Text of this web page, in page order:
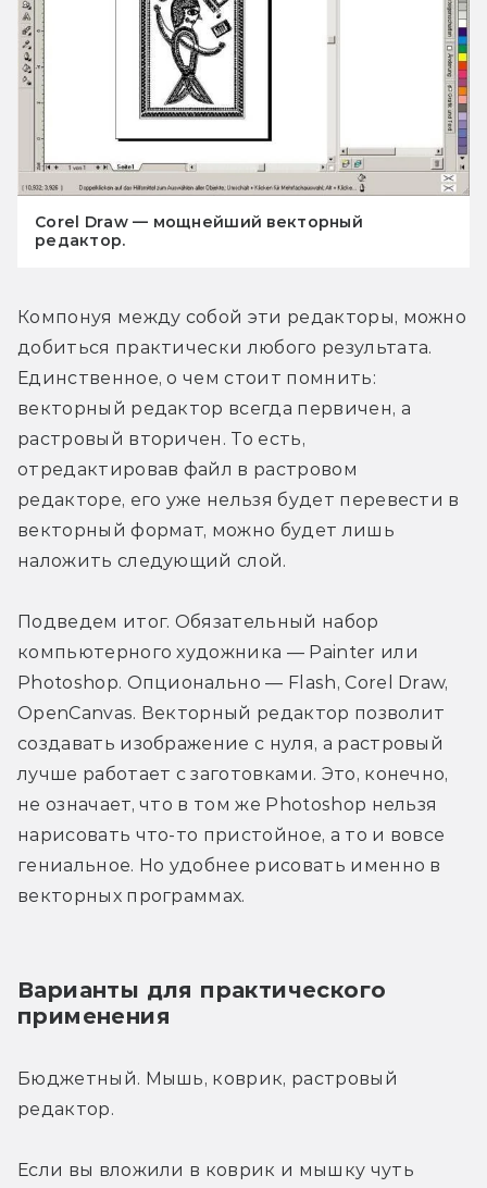
Corel Draw — мощнейший векторный
редактор.
Компонуя между собой эти редакторы, можно
добиться практически любого результата.
Единственное, о чем стоит помнить:
векторный редактор всегда первичен, а
растровый вторичен. То есть,
отредактировав файл в растровом
редакторе, его уже нельзя будет перевести в
векторный формат, можно будет лишь
наложить следующий слой.
Подведем итог. Обязательный набор
компьютерного художника — Painter или
Photoshop. Опционально — Flash, Corel Draw,
OpenCanvas. Векторный редактор позволит
создавать изображение с нуля, а растровый
лучше работает с заготовками. Это, конечно,
не означает, что в том же Photoshop нельзя
нарисовать что-то пристойное, а то и вовсе
гениальное. Но удобнее рисовать именно в
векторных программах.
Варианты для практического
применения
Бюджетный. Мышь, коврик, растровый
редактор.
Если вы вложили в коврик и мышку чуть